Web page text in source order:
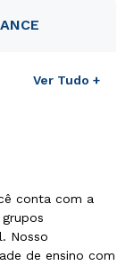
Ver Tudo +
conta com a
Nosso
de ensino com